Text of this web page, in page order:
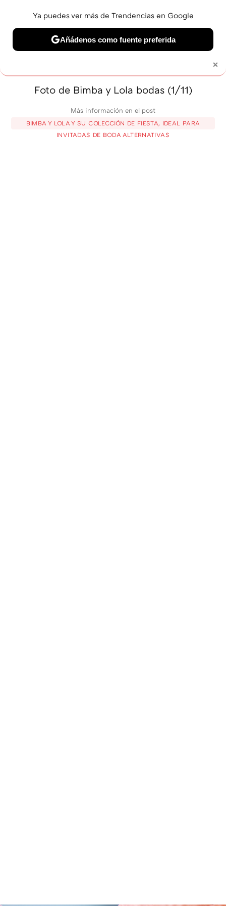
BELLEZA SHOPPING VIAJES GASTRO SNEAKERS
Foto de Bimba y Lola bodas (1/11)
Más información en el post
BIMBA Y LOLA Y SU COLECCIÓN DE FIESTA, IDEAL PARA
INVITADAS DE BODA ALTERNATIVAS
×
Ya puedes ver más de Trendencias en Google
Añádenos como fuente preferida